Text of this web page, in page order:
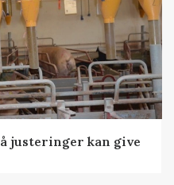
justeringer kan give